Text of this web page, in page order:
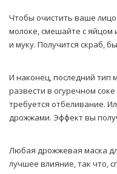
Чтобы очистить ваше
молоке, смешайте с
и муку. Получится скраб,
И наконец, последний
развести в огуречном
требуется отбеливание.
дрожжами. Эффект вы
Любая дрожжевая маска
лучшее влияние, так что,